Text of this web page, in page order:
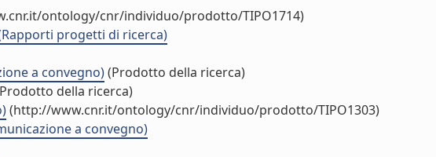
ontology/cnr/individuo/prodotto/TIPO1714)
progetti di ricerca)
a convegno)(Prodotto della ricerca)
della ricerca)
(http://www.cnr.it/ontology/cnr/individuo/prodotto/TIPO1303)
a convegno)